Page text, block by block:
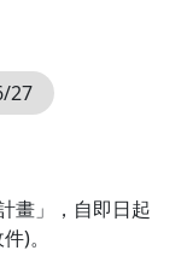
27
畫」，自即日起
)。